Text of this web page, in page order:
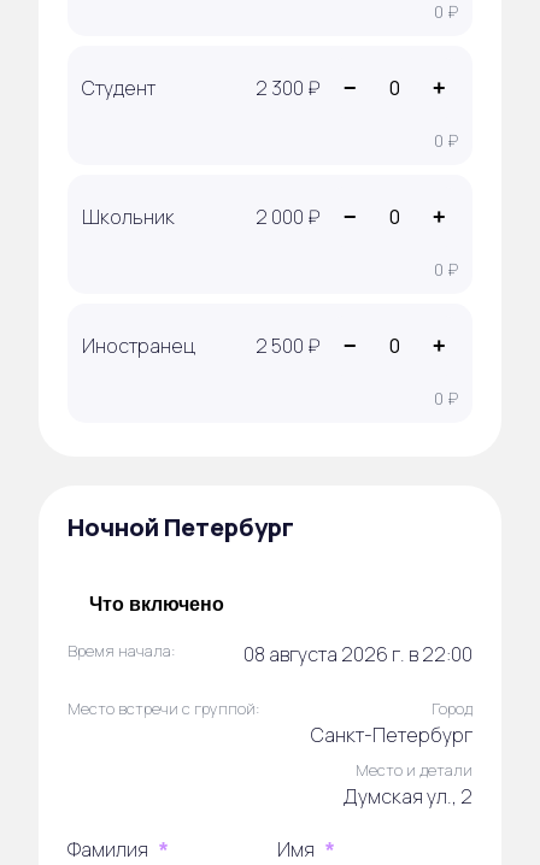
0 ₽
Студент 2 300 ₽ − +
0 ₽
Школьник 2 000 ₽ − +
0 ₽
Иностранец 2 500 ₽ − +
0 ₽
Ночной Петербург
Что включено
Время начала: 08 августа 2026 г. в 22:00
Место встречи с группой: Город
Санкт-Петербург
Место и детали
Думская ул., 2
Фамилия * Имя *